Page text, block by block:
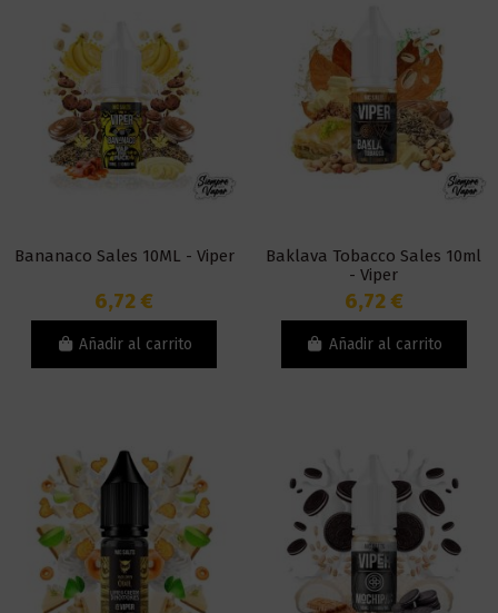
Bananaco Sales 10ML - Viper
6,72 €
Añadir al carrito
Baklava Tobacco Sales 10ml
- Viper
6,72 €
Añadir al carrito